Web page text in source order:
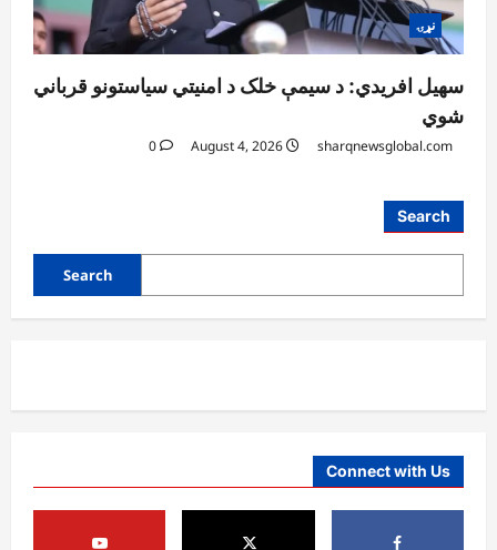
نړۍ
سهیل افریدي: د سیمې خلک د امنیتي سیاستونو قرباني
شوي
sharqnewsglobal.com
0
Search
Search
Connect with Us
آمریکا